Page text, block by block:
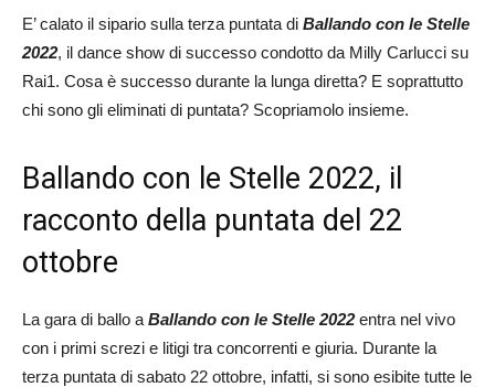
E’ calato il sipario sulla terza puntata di Ballando con le Stelle
2022, il dance show di successo condotto da Milly Carlucci su
Rai1. Cosa è successo durante la lunga diretta? E soprattutto
chi sono gli eliminati di puntata? Scopriamolo insieme.
Ballando con le Stelle 2022, il
racconto della puntata del 22
ottobre
La gara di ballo a Ballando con le Stelle 2022entra nel vivo
con i primi screzi e litigi tra concorrenti e giuria. Durante la
terza puntata di sabato 22 ottobre, infatti, si sono esibite tutte le